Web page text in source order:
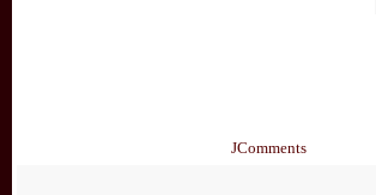
JComments